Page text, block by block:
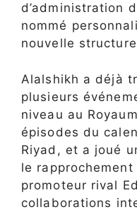
d’administration
nommé
nouvelle
Alalshikh a déjà
plusieurs
niveau au
épisodes du
Riyad, et a joué
le
promoteur rival
collaborations